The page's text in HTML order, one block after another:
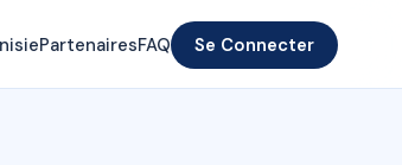
PartenairesFAQ Se Connecter